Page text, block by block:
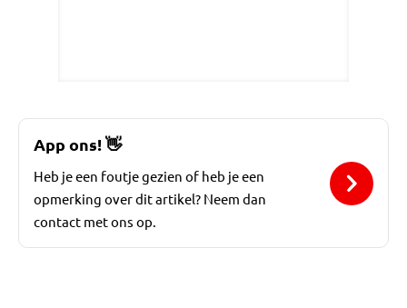
App ons!👋
Heb je een foutje gezien of heb je een
opmerking over dit artikel? Neem dan
contact met ons op.